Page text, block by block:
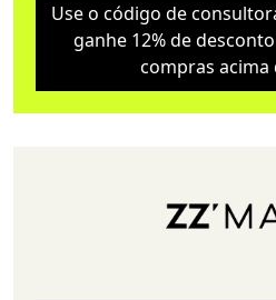
Use o código de
ganhe 12% de
compras acima